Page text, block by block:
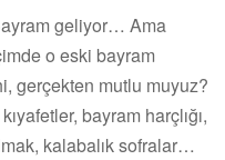
geliyor… Ama
o eski bayram
gerçekten mutlu muyuz?
bayram harçlığı,
kalabalık sofralar…